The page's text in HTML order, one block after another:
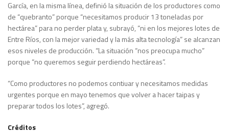
García, en la misma línea, definió la situación de los productores como
de “quebranto” porque “necesitamos producir 13 toneladas por
hectárea” para no perder plata y, subrayó, “ni en los mejores lotes de
Entre Ríos, con la mejor variedad y la más alta tecnología” se alcanzan
esos niveles de producción. “La situación “nos preocupa mucho”
porque “no queremos seguir perdiendo hectáreas”.
“Como productores no podemos contiuar y necesitamos medidas
urgentes porque en mayo tenemos que volver a hacer taipas y
preparar todos los lotes”, agregó.
Créditos